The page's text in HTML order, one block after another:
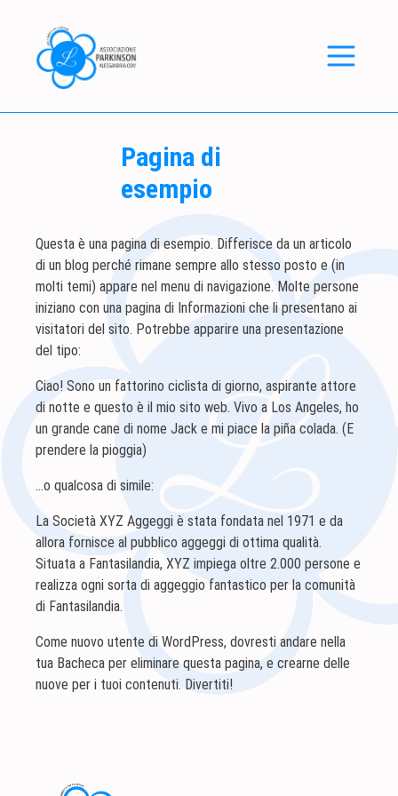
Pagina di
esempio
Questa è una pagina di esempio. Differisce da un articolo
di un blog perché rimane sempre allo stesso posto e (in
molti temi) appare nel menu di navigazione. Molte persone
iniziano con una pagina di Informazioni che li presentano ai
visitatori del sito. Potrebbe apparire una presentazione
del tipo:
Ciao! Sono un fattorino ciclista di giorno, aspirante attore
di notte e questo è il mio sito web. Vivo a Los Angeles, ho
un grande cane di nome Jack e mi piace la piña colada. (E
prendere la pioggia)
…o qualcosa di simile:
La Società XYZ Aggeggi è stata fondata nel 1971 e da
allora fornisce al pubblico aggeggi di ottima qualità.
Situata a Fantasilandia, XYZ impiega oltre 2.000 persone e
realizza ogni sorta di aggeggio fantastico per la comunità
di Fantasilandia.
Come nuovo utente di WordPress, dovresti andare nella
tua Bacheca per eliminare questa pagina, e crearne delle
nuove per i tuoi contenuti. Divertiti!